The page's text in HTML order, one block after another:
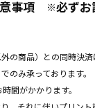
事項 ※必ずお
の商品）との同時決済
のみ承っております
間がかかります。